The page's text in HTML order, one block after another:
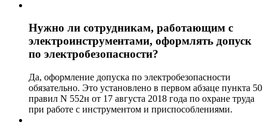
Нужно ли сотрудникам, работающим с
электроинструментами, оформлять допуск
по электробезопасности?
Да, оформление допуска по электробезопасности
обязательно. Это установлено в первом абзаце пункта 50
правил N 552н от 17 августа 2018 года по охране труда
при работе с инструментом и приспособлениями.